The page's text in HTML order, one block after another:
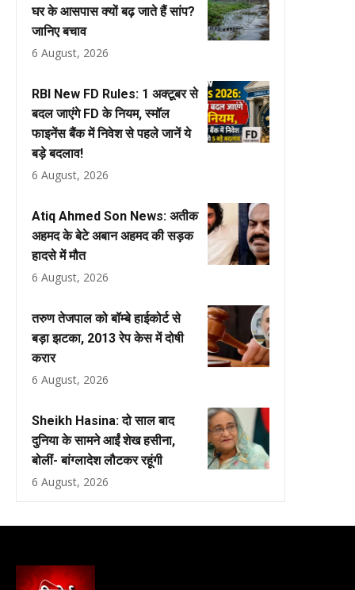
घर के आसपास क्यों बढ़ जाते हैं सांप?
जानिए बचाव
6 August, 2026
RBI New FD Rules: 1 अक्टूबर से
बदल जाएंगे FD के नियम, स्मॉल
फाइनेंस बैंक में निवेश से पहले जानें ये
बड़े बदलाव!
6 August, 2026
Atiq Ahmed Son News: अतीक
अहमद के बेटे अबान अहमद की सड़क
हादसे में मौत
6 August, 2026
तरुण तेजपाल को बॉम्बे हाईकोर्ट से
बड़ा झटका, 2013 रेप केस में दोषी
करार
6 August, 2026
Sheikh Hasina: दो साल बाद
दुनिया के सामने आईं शेख हसीना,
बोलीं- बांग्लादेश लौटकर रहूंगी
6 August, 2026